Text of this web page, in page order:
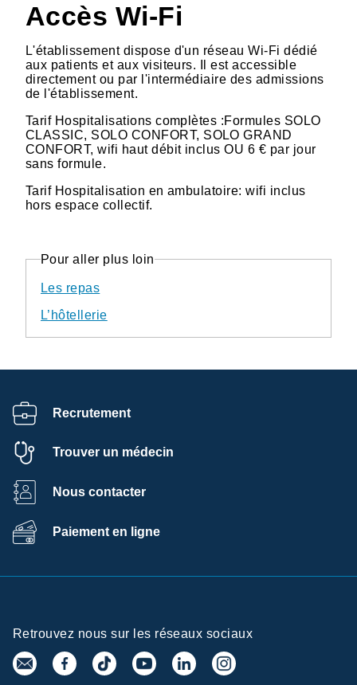
Accès Wi-Fi
L'établissement dispose d'un réseau Wi-Fi dédié
aux patients et aux visiteurs. Il est accessible
directement ou par l'intermédiaire des admissions
de l'établissement.
Tarif Hospitalisations complètes :Formules SOLO
CLASSIC, SOLO CONFORT, SOLO GRAND
CONFORT, wifi haut débit inclus OU 6 € par jour
sans formule.
Tarif Hospitalisation en ambulatoire: wifi inclus
hors espace collectif.
Pour aller plus loin
Les repas
L’hôtellerie
Recrutement
Trouver un médecin
Nous contacter
Paiement en ligne
Retrouvez nous sur les réseaux sociaux